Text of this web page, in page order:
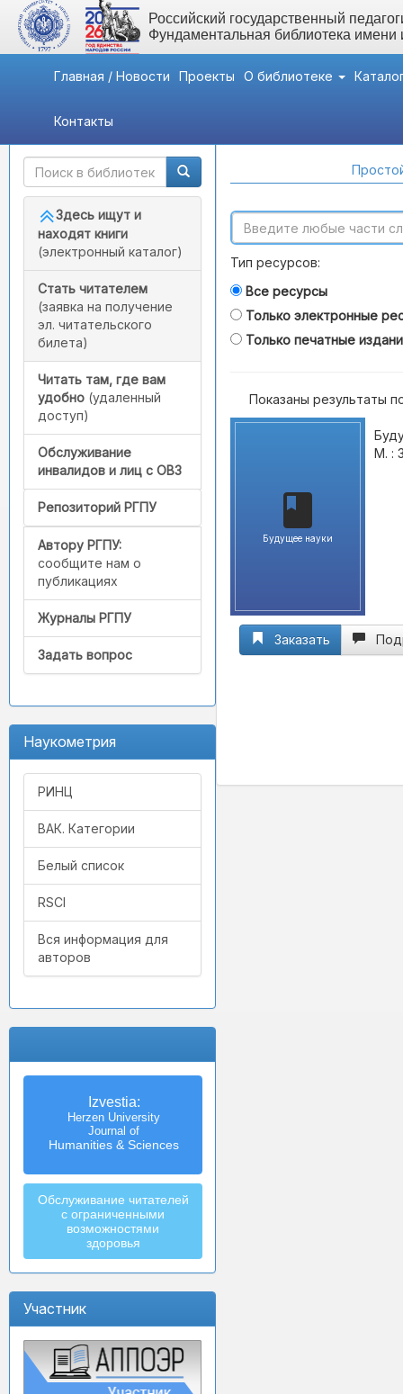
Российский государственный
Фундаментальная библиотека
Главная / Новости Проекты О библиотеке
Контакты
Быстрый доступ
Здесь ищут и
находят книги
(электронный каталог)
Стать читателем
(заявка на получение
эл. читательского
билета)
Читать там, где вам
удобно (удаленный
доступ)
Обслуживание
инвалидов и лиц с ОВЗ
Репозиторий РГПУ
Автору РГПУ:
сообщите нам о
публикациях
Журналы РГПУ
Задать вопрос
Наукометрия
РИНЦ
ВАК. Категории
Белый список
RSCI
Вся информация для
авторов
Izvestia:
Herzen University
Journal of
Humanities & Sciences
Обслуживание читателей
с ограниченными
возможностями
здоровья
Участник
Тип ресурсов:
Все ресурсы
Только электронные
Только печатные
Показаны результаты
Будущее науки
М. :
Заказать